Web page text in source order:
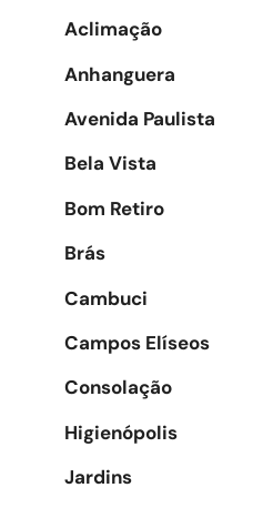
Aclimação
Anhanguera
Avenida Paulista
Bela Vista
Bom Retiro
Brás
Cambuci
Campos Elíseos
Consolação
Higienópolis
Jardins